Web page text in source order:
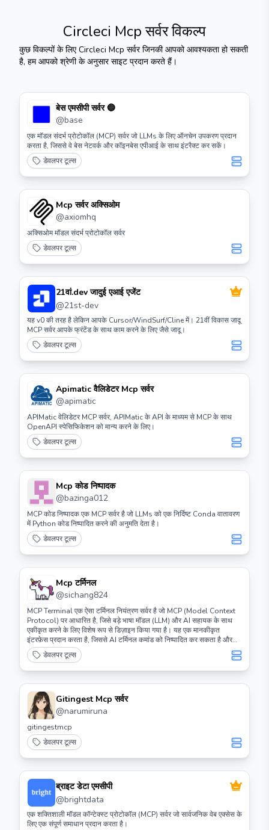
Circleci Mcp सर्वरविकल्प
कुछ विकल्पों के लिएCircleci Mcp सर्वरजिनकी आपको आवश्यकता हो सकती
है, हम आपको श्रेणी के अनुसार साइट प्रदान करते हैं।
बेस एमसीपी सर्वर 🔵
@base
एक मॉडल संदर्भ प्रोटोकॉल (MCP) सर्वर जो LLMs के लिए ऑनचेन उपकरण प्रदान
करता है, जिससे वे बेस नेटवर्क और कॉइनबेस एपीआई के साथ इंटरैक्ट कर सकें।
डेवलपर टूल्स
Mcp सर्वर अक्सिओम
@axiomhq
अक्सिओम मॉडल संदर्भ प्रोटोकॉल सर्वर
डेवलपर टूल्स
21वां.dev जादुई एआई एजेंट
@21st-dev
यह v0 की तरह है लेकिन आपके Cursor/WindSurf/Cline में। 21वीं विकास जादू
MCP सर्वर आपके फ्रंटेंड के साथ काम करने के लिए जैसे जादू।
डेवलपर टूल्स
Apimatic वैलिडेटर Mcp सर्वर
@apimatic
APIMatic वेलिडेटर MCP सर्वर, APIMatic के API के माध्यम से MCP के साथ
OpenAPI स्पेसिफिकेशन को मान्य करने के लिए।
डेवलपर टूल्स
Mcp कोड निष्पादक
@bazinga012
MCP कोड निष्पादक एक MCP सर्वर है जो LLMs को एक निर्दिष्ट Conda वातावरण
में Python कोड निष्पादित करने की अनुमति देता है।
डेवलपर टूल्स
Mcp टर्मिनल
@sichang824
MCP Terminal एक ऐसा टर्मिनल नियंत्रण सर्वर है जो MCP (Model Context
Protocol) पर आधारित है, जिसे बड़े भाषा मॉडल (LLM) और AI सहायक के साथ
एकीकृत करने के लिए विशेष रूप से डिज़ाइन किया गया है। यह एक मानकीकृत
इंटरफ़ेस प्रदान करता है, जिससे AI टर्मिनल कमांड को निष्पादित कर सकता है और
आउटपुट परिणाम प्राप्त कर सकता है।
डेवलपर टूल्स
Gitingest Mcp सर्वर
@narumiruna
gitingestmcp
डेवलपर टूल्स
ब्राइट डेटा एमसीपी
@brightdata
एक शक्तिशाली मॉडल कॉन्टेक्स्ट प्रोटोकॉल (MCP) सर्वर जो सार्वजनिक वेब एक्सेस के
लिए एक संपूर्ण समाधान प्रदान करता है।